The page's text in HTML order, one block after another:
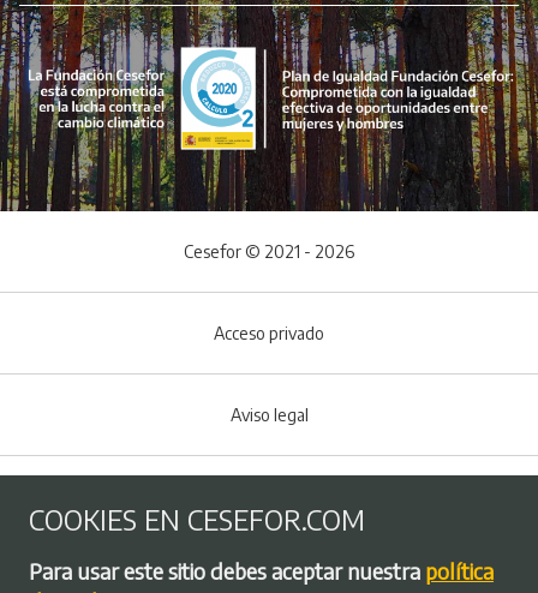
Menú del pie
Cesefor © 2021 - 2026
Acceso privado
Aviso legal
Política de privacidad
COOKIES EN CESEFOR.COM
Para usar este sitio debes aceptar nuestra política